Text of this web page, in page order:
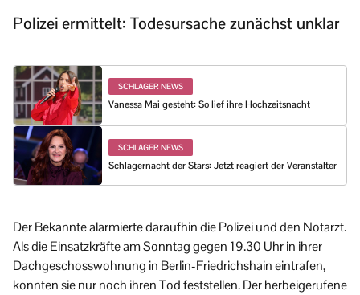
Polizei ermittelt: Todesursache zunächst unklar
SCHLAGER NEWS
Vanessa Mai gesteht: So lief ihre Hochzeitsnacht
SCHLAGER NEWS
Schlagernacht der Stars: Jetzt reagiert der Veranstalter
Der Bekannte alarmierte daraufhin die Polizei und den Notarzt.
Als die Einsatzkräfte am Sonntag gegen 19.30 Uhr in ihrer
Dachgeschosswohnung in Berlin-Friedrichshain eintrafen,
konnten sie nur noch ihren Tod feststellen. Der herbeigerufene